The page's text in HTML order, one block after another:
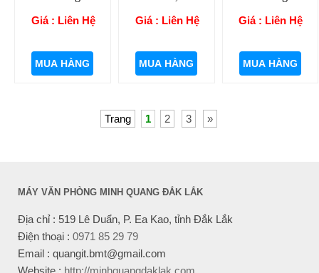
Giá : Liên Hệ
MUA HÀNG
Giá : Liên Hệ
MUA HÀNG
Giá : Liên Hệ
MUA HÀNG
Trang 1 2 3 »
MÁY VĂN PHÒNG MINH QUANG ĐẮK LẮK
Địa chỉ : 519 Lê Duẩn, P. Ea Kao, tỉnh Đắk Lắk
Điện thoại : 0971 85 29 79
Email : quangit.bmt@gmail.com
Website : http://minhquangdaklak.com